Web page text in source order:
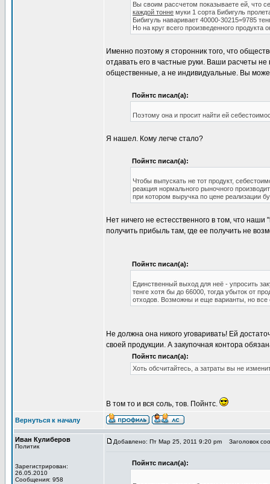
Вы своим рассчетом показываете ей, что
каждой тонне муки 1 сорта Бибигуль
Бибигуль наваривает 40000-30215=9785
Но на круг всего произведенного продукта
Именно поэтому я сторонник того, что
отдавать его в частные руки. Ваши расчеты
общественные, а не индивидуальные. Вы
Пойнтс писал(а):
Поэтому она и просит найти ей
Я нашел. Кому легче стало?
Пойнтс писал(а):
Чтобы выпускать не тот продукт,
реакция нормального рыночного
при котором выручка по цене реализации
Нет ничего не естесственного в том, что
получить прибыль там, где ее получить не
Пойнтс писал(а):
Единственный выход для неё - упросить
тенге хотя бы до 66000, тогда убыток от
отходов. Возможны и еще варианты, но все
Не должна она никого уговаривать! Ей
своей продукции. А закупочная контора
Пойнтс писал(а):
Хоть обсчитайтесь, а затраты вы не
В том то и вся соль, тов. Пойнтс.
Вернуться к началу
Иван Кулиберов
Политик
Зарегистрирован:
26.05.2010
Сообщения: 958
Добавлено: Пт Мар 25, 2011 9:20 pm Заголовок
Пойнтс писал(а):